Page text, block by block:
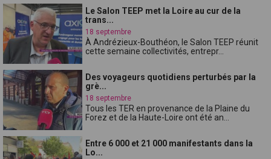
Le Salon TEEP met la Loire au cur de la
trans...
18 septembre
À Andrézieux-Bouthéon, le Salon TEEP réunit
cette semaine collectivités, entrepr...
Des voyageurs quotidiens perturbés par la
grè...
18 septembre
Tous les TER en provenance de la Plaine du
Forez et de la Haute-Loire ont été an...
Entre 6 000 et 21 000 manifestants dans la
Lo...